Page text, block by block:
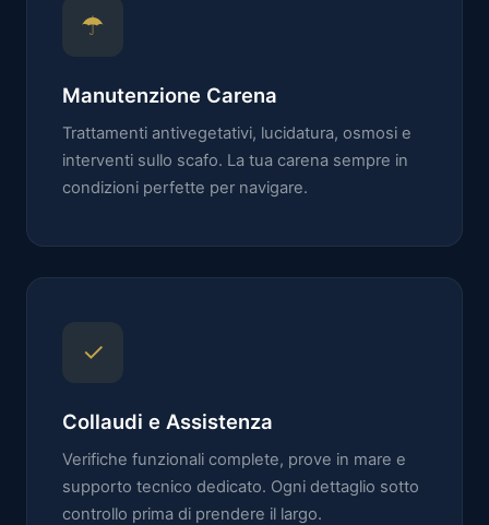
☂
Manutenzione Carena
Trattamenti antivegetativi, lucidatura, osmosi e
interventi sullo scafo. La tua carena sempre in
condizioni perfette per navigare.
✓
Collaudi e Assistenza
Verifiche funzionali complete, prove in mare e
supporto tecnico dedicato. Ogni dettaglio sotto
controllo prima di prendere il largo.